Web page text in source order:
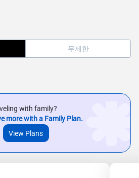
무제한
with family?
more with a Family Plan.
View Plans